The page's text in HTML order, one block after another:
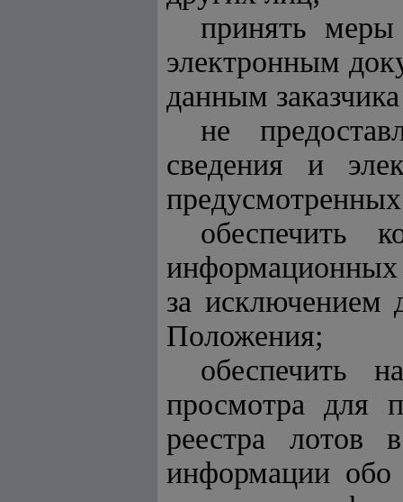
принять меры
электронным
данным
не
сведения и
обеспечить
информационных
за исключением
Положения;
обеспечить
просмотра для
реестра лотов
информации обо